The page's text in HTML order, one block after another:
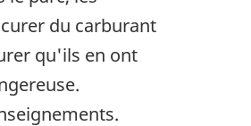
du carburant
qu'ils en ont